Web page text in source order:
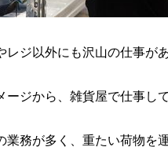
レジ以外にも沢山の仕事が
ージから、雑貨屋で仕事し
業務が多く、重たい荷物を